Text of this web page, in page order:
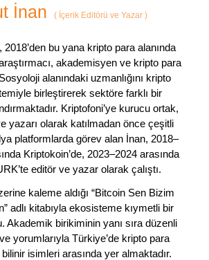
İnan ( İçerik Editörü ve Yazar )
bu yana kripto para alanında
akademisyen ve kripto para
alanındaki uzmanlığını kripto
birleştirerek sektöre farklı bir
Kriptofoni’ye kurucu ortak,
yazarı olarak katılmadan önce çeşitli
platformlarda görev alan İnan, 2018–
Kriptokoin’de, 2023–2024 arasında
editör ve yazar olarak çalıştı.
kaleme aldığı “Bitcoin Sen Bizim
adlı kitabıyla ekosisteme kıymetli bir
Akademik birikiminin yanı sıra düzenli
yorumlarıyla Türkiye’de kripto para
isimleri arasında yer almaktadır.